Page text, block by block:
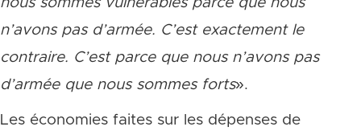
n’avons pas d’armée. C’est exactement le
contraire. C’est parce que nous n’avons pas
d’armée que nous sommes forts».
Les économies faites sur les dépenses de